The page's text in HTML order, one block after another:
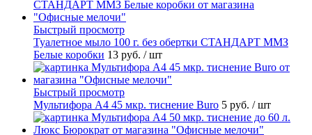
Быстрый просмотр
Туалетное мыло 100 г. без обертки СТАНДАРТ ММЗ
Белые коробки 13 руб. / шт
Быстрый просмотр
Мультифора А4 45 мкр. тиснение Buro 5 руб. / шт